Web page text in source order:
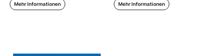
Mehr Informationen Mehr Informationen